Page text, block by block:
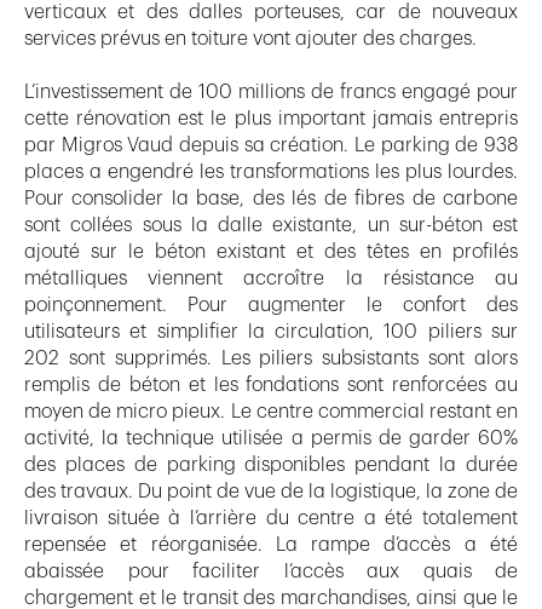
verticaux et des dalles porteuses, car de nouveaux
services prévus en toiture vont ajouter des charges.
L’investissement de 100 millions de francs engagé pour
cette rénovation est le plus important jamais entrepris
par Migros Vaud depuis sa création. Le parking de 938
places a engendré les transformations les plus lourdes.
Pour consolider la base, des lés de fibres de carbone
sont collées sous la dalle existante, un sur-béton est
ajouté sur le béton existant et des têtes en profilés
métalliques viennent accroître la résistance au
poinçonnement. Pour augmenter le confort des
utilisateurs et simplifier la circulation, 100 piliers sur
202 sont supprimés. Les piliers subsistants sont alors
remplis de béton et les fondations sont renforcées au
moyen de micro pieux. Le centre commercial restant en
activité, la technique utilisée a permis de garder 60%
des places de parking disponibles pendant la durée
des travaux. Du point de vue de la logistique, la zone de
livraison située à l’arrière du centre a été totalement
repensée et réorganisée. La rampe d’accès a été
abaissée pour faciliter l’accès aux quais de
chargement et le transit des marchandises, ainsi que le